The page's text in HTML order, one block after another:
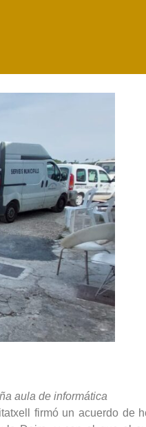
aula de informática
firmó un acuerdo de